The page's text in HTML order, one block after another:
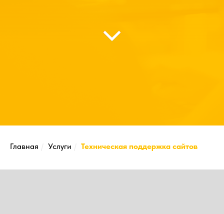
Главная Услуги Техническая поддержка сайтов